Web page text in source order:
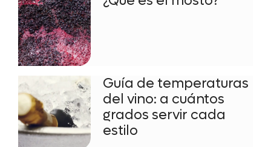
Guía de temperaturas
del vino: a cuántos
grados servir cada
estilo